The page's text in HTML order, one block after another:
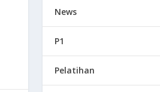
News
P1
Pelatihan